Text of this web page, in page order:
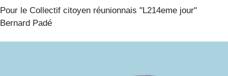
Pour le Collectif citoyen réunionnais "L214eme jour"
Bernard Padé